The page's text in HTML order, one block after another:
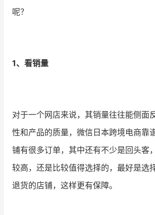
私域课程
增长俱乐部
合作共进
入驻有赞 认证代理商
认证服务商 设计服务商
呢？
1、看销量
对于一个网店来说，其销量往往能侧面
性和产品的质量，微信日本跨境电商靠
铺有很多订单，其中还有不少是回头客
较高，还是比较值得选择的，最好是选
退货的店铺，这样更有保障。